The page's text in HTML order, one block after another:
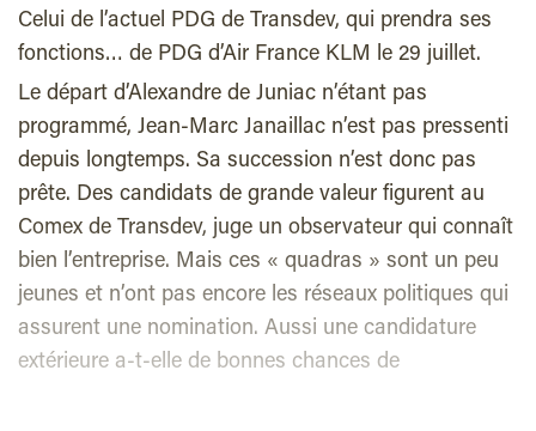
Celui de l’actuel PDG de Transdev, qui prendra ses
fonctions… de PDG d’Air France KLM le 29 juillet.
Le départ d’Alexandre de Juniac n’étant pas
programmé, Jean-Marc Janaillac n’est pas pressenti
depuis longtemps. Sa succession n’est donc pas
prête. Des candidats de grande valeur figurent au
Comex de Transdev, juge un observateur qui connaît
bien l’entreprise. Mais ces « quadras » sont un peu
jeunes et n’ont pas encore les réseaux politiques qui
assurent une nomination. Aussi une candidature
extérieure a-t-elle de bonnes chances de